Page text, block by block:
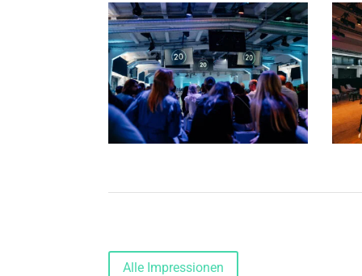
Alle Impressionen